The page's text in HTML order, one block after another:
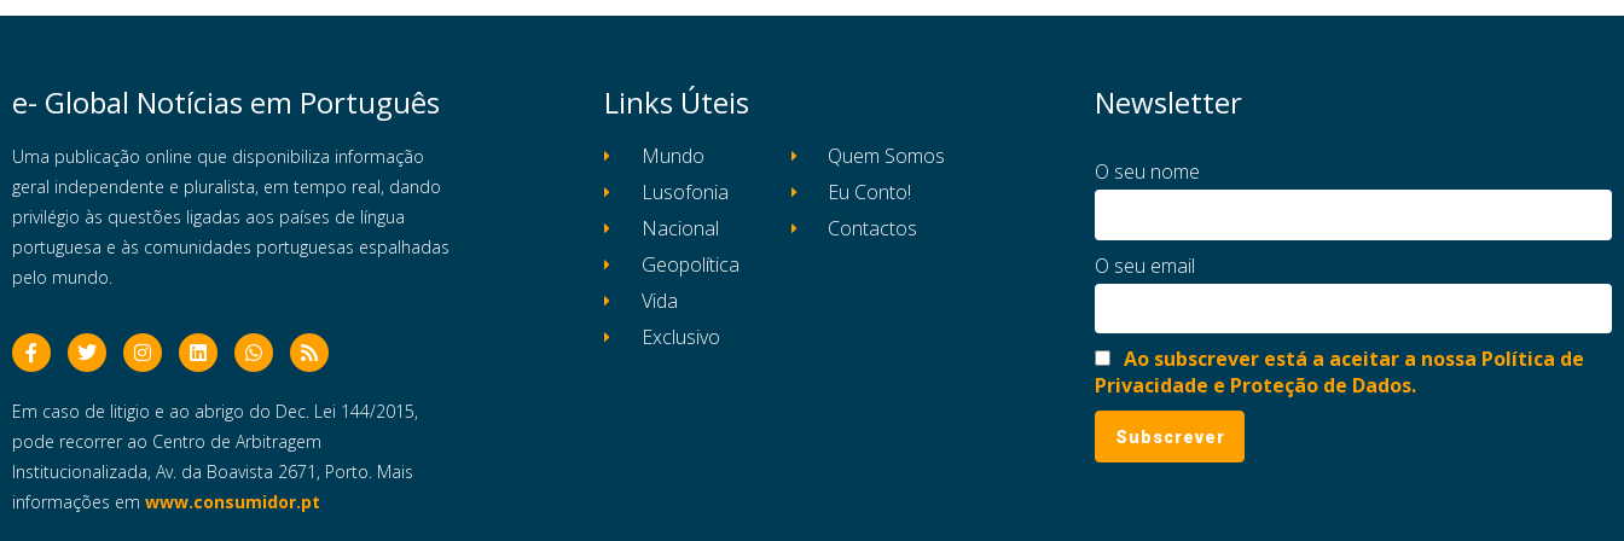
e- Global Notícias em Português
Uma publicação online que disponibiliza informação
geral independente e pluralista, em tempo real, dando
privilégio às questões ligadas aos países de língua
portuguesa e às comunidades portuguesas espalhadas
pelo mundo.
Em caso de litigio e ao abrigo do Dec. Lei 144/2015,
pode recorrer ao Centro de Arbitragem
Institucionalizada, Av. da Boavista 2671, Porto. Mais
informações em www.consumidor.pt
Links Úteis
Mundo
Lusofonia
Nacional
Geopolítica
Vida
Exclusivo
Quem Somos
Eu Conto!
Contactos
Newsletter
O seu nome
O seu email
Ao subscrever está a aceitar a nossa Política de
Privacidade e Proteção de Dados.